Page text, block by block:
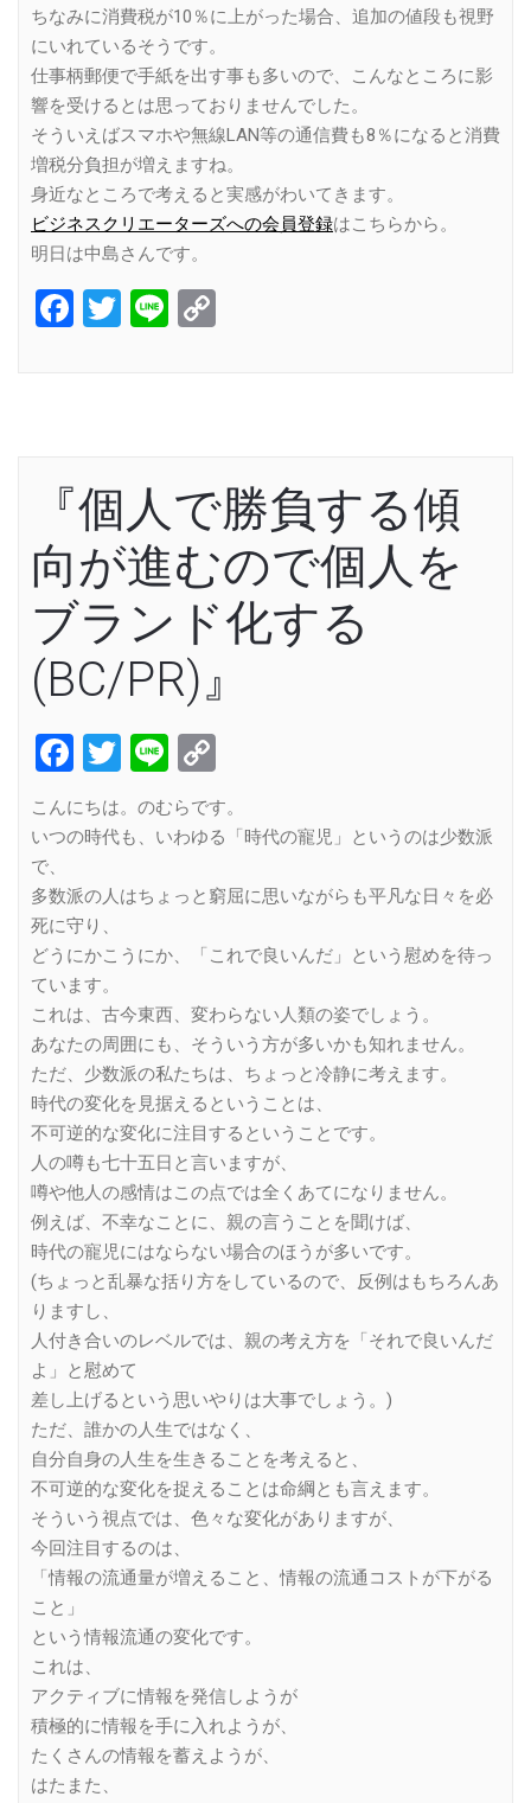
ちなみに消費税が10％に上がった場合、追加の値段も視野
にいれているそうです。
仕事柄郵便で手紙を出す事も多いので、こんなところに影
響を受けるとは思っておりませんでした。
そういえばスマホや無線LAN等の通信費も8％になると消費
増税分負担が増えますね。
身近なところで考えると実感がわいてきます。
ビジネスクリエーターズへの会員登録はこちらから。
明日は中島さんです。
Facebook
Twitter
Line
『個人で勝負する傾
向が進むので個人を
ブランド化する
(BC/PR)』
Facebook
Twitter
Line
Link
こんにちは。のむらです。
いつの時代も、いわゆる「時代の寵児」というのは少数派
で、
多数派の人はちょっと窮屈に思いながらも平凡な日々を必
死に守り、
どうにかこうにか、「これで良いんだ」という慰めを待っ
ています。
これは、古今東西、変わらない人類の姿でしょう。
あなたの周囲にも、そういう方が多いかも知れません。
ただ、少数派の私たちは、ちょっと冷静に考えます。
時代の変化を見据えるということは、
不可逆的な変化に注目するということです。
人の噂も七十五日と言いますが、
噂や他人の感情はこの点では全くあてになりません。
例えば、不幸なことに、親の言うことを聞けば、
時代の寵児にはならない場合のほうが多いです。
(ちょっと乱暴な括り方をしているので、反例はもちろんあ
りますし、
人付き合いのレベルでは、親の考え方を「それで良いんだ
よ」と慰めて
差し上げるという思いやりは大事でしょう。)
ただ、誰かの人生ではなく、
自分自身の人生を生きることを考えると、
不可逆的な変化を捉えることは命綱とも言えます。
そういう視点では、色々な変化がありますが、
今回注目するのは、
「情報の流通量が増えること、情報の流通コストが下がる
こと」
という情報流通の変化です。
これは、
アクティブに情報を発信しようが
積極的に情報を手に入れようが、
たくさんの情報を蓄えようが、
はたまた、